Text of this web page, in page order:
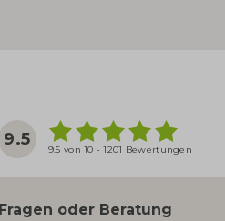
9.5
9.5 von 10 - 1201 Bewertungen
Fragen oder Beratung